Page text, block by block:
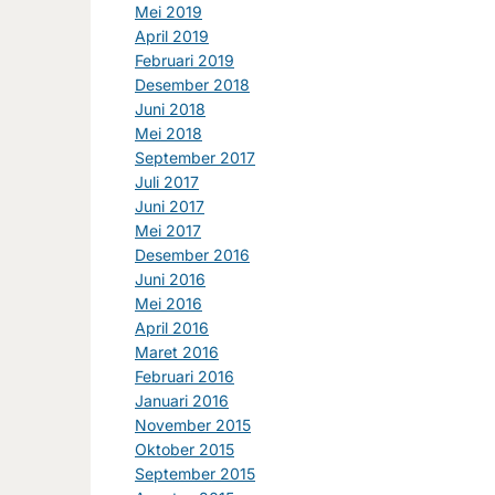
Mei 2019
April 2019
Februari 2019
Desember 2018
Juni 2018
Mei 2018
September 2017
Juli 2017
Juni 2017
Mei 2017
Desember 2016
Juni 2016
Mei 2016
April 2016
Maret 2016
Februari 2016
Januari 2016
November 2015
Oktober 2015
September 2015